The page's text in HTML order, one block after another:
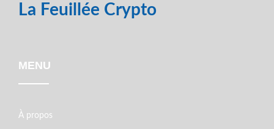
La Feuillée Crypto
MENU
À propos